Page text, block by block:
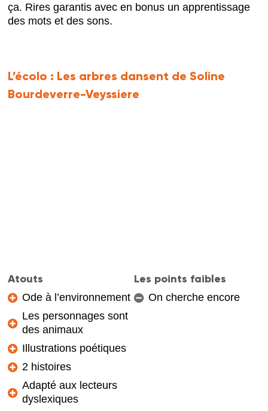
ça. Rires garantis avec en bonus un apprentissage
des mots et des sons.
L’écolo : Les arbres dansent de Soline
Bourdeverre-Veyssiere
Atouts
Ode à l’environnement
Les personnages sont
des animaux
Illustrations poétiques
2 histoires
Adapté aux lecteurs
dyslexiques
Les points faibles
On cherche encore